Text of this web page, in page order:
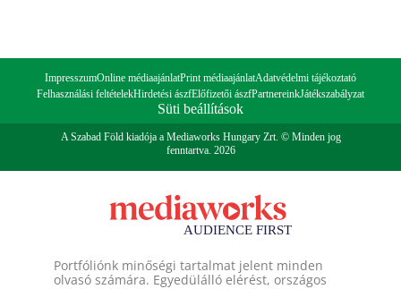
ImpresszumOnline médiaajánlatPrint médiaajánlatAdatvédelmi tájékoztató
Felhasználási feltételekHirdetési ászfElőfizetői ászfPartnereinkJátékszabályzat
Süti beállítások
A Szabad Föld kiadója a Mediaworks Hungary Zrt. © Minden jog
fenntartva. 2026
Portfóliónk minőségi tartalmat jelent minden
olvasó számára. Egyedülálló elérést, országos